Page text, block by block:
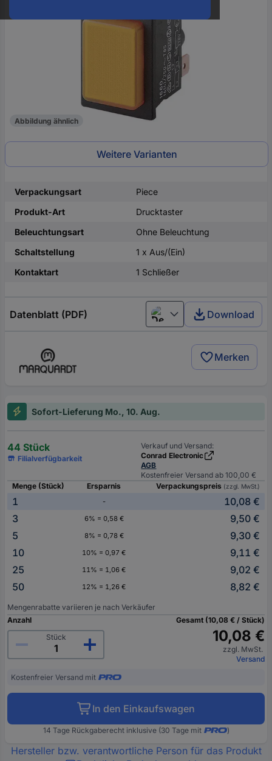
Abbildung ähnlich
Weitere Varianten
Verpackungsart
Piece
Produkt-Art
Drucktaster
Beleuchtungsart
Ohne Beleuchtung
Schaltstellung
1 x Aus/(Ein)
Kontaktart
1 Schließer
Datenblatt (PDF) Deutsch (Deutschland)
Download
Merken
Sofort-Lieferung Mo., 10. Aug.
44 Stück
Filialverfügbarkeit
Verkauf und Versand:
Conrad Electronic
AGB
Kostenfreier Versand ab 100,00 €
Menge (Stück)
Ersparnis Verpackungspreis (zzgl. MwSt.)
1 -
10,08 €
3
6% = 0,58 €
9,50 €
5
8% = 0,78 €
9,30 €
10
10% = 0,97 €
9,11 €
25
11% = 1,06 €
9,02 €
50
12% = 1,26 € 8,82 €
Mengenrabatte variieren je nach Verkäufer
Anzahl
Stück
Gesamt (10,08 € / Stück)
10,08 €
zzgl. MwSt.
Versand
Kostenfreier Versand mit
In den Einkaufswagen
14 Tage Rückgaberecht inklusive (30 Tage mit )
Hersteller bzw. verantwortliche Person für das Produkt